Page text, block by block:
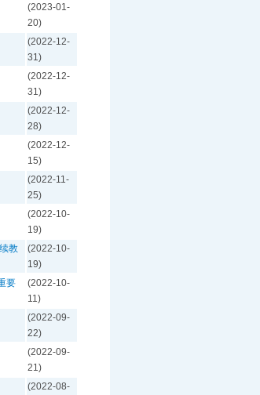
(2023-01-
20)
(2022-12-
31)
(2022-12-
31)
(2022-12-
28)
(2022-12-
15)
(2022-11-
25)
(2022-10-
19)
教
(2022-10-
19)
要
(2022-10-
11)
(2022-09-
22)
(2022-09-
21)
(2022-08-